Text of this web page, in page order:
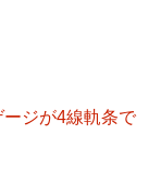
ジが4線軌条で